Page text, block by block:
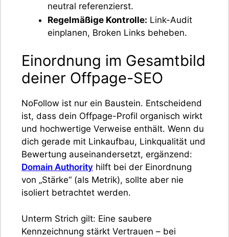
neutral referenzierst.
Regelmäßige Kontrolle: Link-Audit
einplanen, Broken Links beheben.
Einordnung im Gesamtbild
deiner Offpage-SEO
NoFollow ist nur ein Baustein. Entscheidend
ist, dass dein Offpage-Profil organisch wirkt
und hochwertige Verweise enthält. Wenn du
dich gerade mit Linkaufbau, Linkqualität und
Bewertung auseinandersetzt, ergänzend:
Domain Authority hilft bei der Einordnung
von „Stärke“ (als Metrik), sollte aber nie
isoliert betrachtet werden.
Unterm Strich gilt: Eine saubere
Kennzeichnung stärkt Vertrauen – bei